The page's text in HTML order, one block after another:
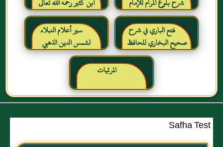
شرح بلوغ المرام للإمام
الصنعاني رحمه الله
ابن كثير رحمه الله تعالى
فتح الباري في شرح
صحيح البخاري للحافظ
ابن حجر العسقلاني
سير أعلام النبلاء
لشمس الدين الذهبي
المرئيات
Safha Test